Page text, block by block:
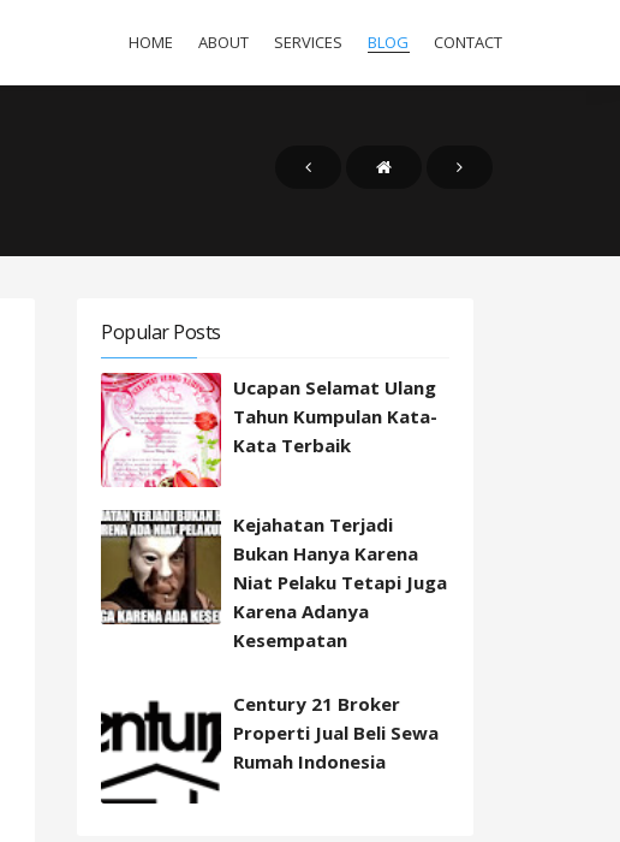
HOME ABOUT SERVICES BLOG CONTACT
Popular Posts
Ucapan Selamat Ulang
Tahun Kumpulan Kata-
Kata Terbaik
Kejahatan Terjadi
Bukan Hanya Karena
Niat Pelaku Tetapi Juga
Karena Adanya
Kesempatan
Century 21 Broker
Properti Jual Beli Sewa
Rumah Indonesia